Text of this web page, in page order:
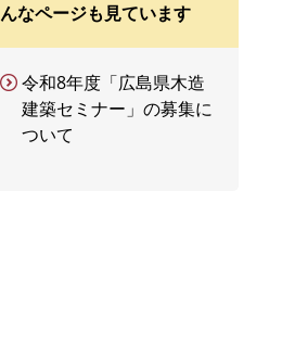
んなページも見ています
令和8年度「広島県木造
建築セミナー」の募集に
ついて